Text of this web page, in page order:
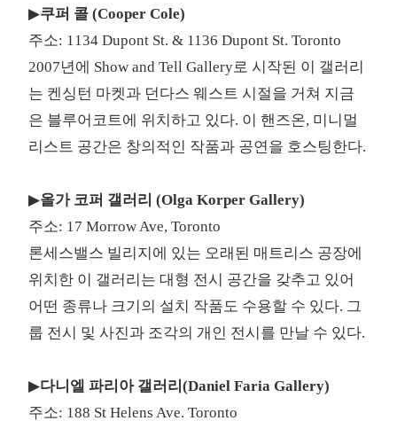
▶쿠퍼 콜 (Cooper Cole)
주소: 1134 Dupont St. & 1136 Dupont St. Toronto
2007년에 Show and Tell Gallery로 시작된 이 갤러리
는 켄싱턴 마켓과 던다스 웨스트 시절을 거쳐 지금
은 블루어코트에 위치하고 있다. 이 핸즈온, 미니멀
리스트 공간은 창의적인 작품과 공연을 호스팅한다.
▶올가 코퍼 갤러리 (Olga Korper Gallery)
주소: 17 Morrow Ave, Toronto
론세스밸스 빌리지에 있는 오래된 매트리스 공장에
위치한 이 갤러리는 대형 전시 공간을 갖추고 있어
어떤 종류나 크기의 설치 작품도 수용할 수 있다. 그
룹 전시 및 사진과 조각의 개인 전시를 만날 수 있다.
▶다니엘 파리아 갤러리(Daniel Faria Gallery)
주소: 188 St Helens Ave. Toronto